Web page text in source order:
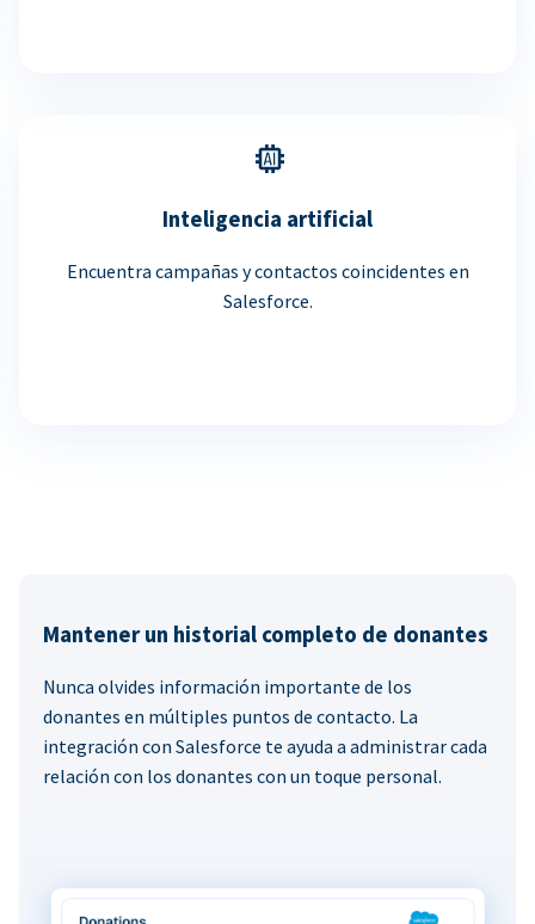
Inteligencia artificial
Encuentra campañas y contactos coincidentes en
Salesforce.
Mantener un historial completo de donantes
Nunca olvides información importante de los
donantes en múltiples puntos de contacto. La
integración con Salesforce te ayuda a administrar cada
relación con los donantes con un toque personal.